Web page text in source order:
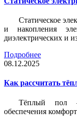
Статическое
и накопления
диэлектрических и
Подробнее
08.12.2025
Как рассчитать
Тёплый пол
обеспечения